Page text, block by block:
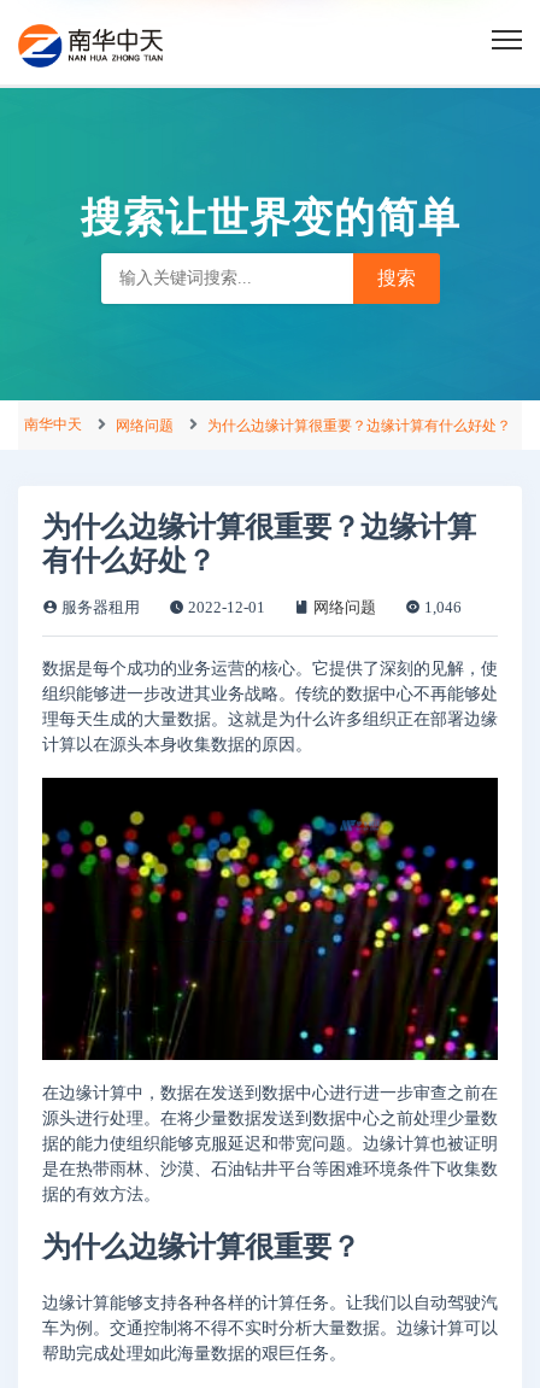
搜索让世界变的简单
南华中天 网络问题 为什么边缘计算很重要？边缘计算有什么好处？
为什么边缘计算很重要？边缘计算
有什么好处？
服务器租用 2022-12-01 网络问题 1,046
数据是每个成功的业务运营的核心。它提供了深刻的见解，使
组织能够进一步改进其业务战略。传统的数据中心不再能够处
理每天生成的大量数据。这就是为什么许多组织正在部署边缘
计算以在源头本身收集数据的原因。
在边缘计算中，数据在发送到数据中心进行进一步审查之前在
源头进行处理。在将少量数据发送到数据中心之前处理少量数
据的能力使组织能够克服延迟和带宽问题。边缘计算也被证明
是在热带雨林、沙漠、石油钻井平台等困难环境条件下收集数
据的有效方法。
为什么边缘计算很重要？
边缘计算能够支持各种各样的计算任务。让我们以自动驾驶汽
车为例。交通控制将不得不实时分析大量数据。边缘计算可以
帮助完成处理如此海量数据的艰巨任务。